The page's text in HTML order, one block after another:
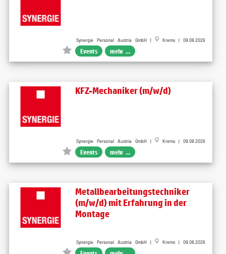
Synergie Personal Austria GmbH | Krems | 09.08.2026
Events mehr ...
KFZ-Mechaniker (m/w/d)
Synergie Personal Austria GmbH | Krems | 09.08.2026
Events mehr ...
Metallbearbeitungstechniker
(m/w/d) mit Erfahrung in der
Montage
Synergie Personal Austria GmbH | Krems | 09.08.2026